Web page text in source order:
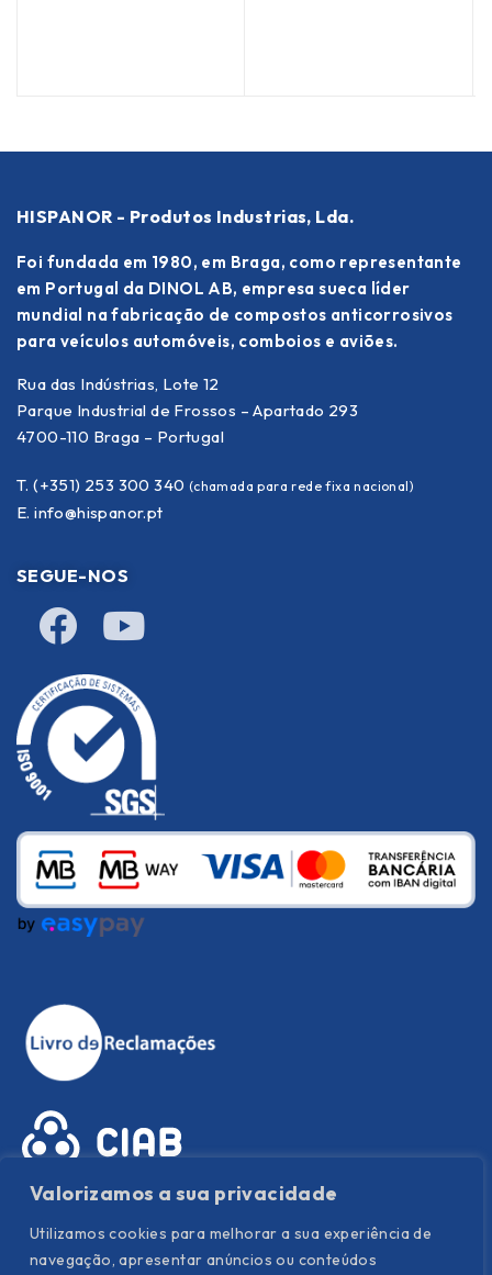
Valorizamos a sua privacidade
Utilizamos cookies para melhorar a sua experiência de
navegação, apresentar anúncios ou conteúdos
HISPANOR - Produtos Industrias, Lda.
Foi fundada em 1980, em Braga, como representante
em Portugal da DINOL AB, empresa sueca líder
mundial na fabricação de compostos anticorrosivos
para veículos automóveis, comboios e aviões.
Rua das Indústrias, Lote 12
Parque Industrial de Frossos – Apartado 293
4700-110 Braga – Portugal
T. (+351) 253 300 340 (chamada para rede fixa nacional)
E. info@hispanor.pt
SEGUE-NOS